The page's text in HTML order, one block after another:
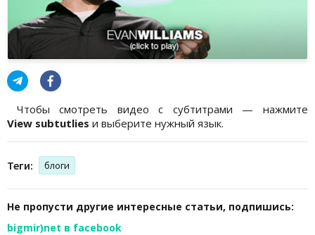
Чтобы смотреть видео с субтитрами — нажмите
View subtutlies и выберите нужный язык.
Теги: блоги
Не пропусти другие интересные статьи, подпишись:
bigmir)net в facebook